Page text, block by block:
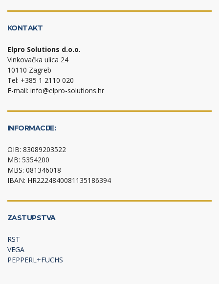
KONTAKT
Elpro Solutions d.o.o.
Vinkovačka ulica 24
10110 Zagreb
Tel: +385 1 2110 020
E-mail: info@elpro-solutions.hr
INFORMACIJE:
OIB: 83089203522
MB: 5354200
MBS: 081346018
IBAN: HR2224840081135186394
ZASTUPSTVA
RST
VEGA
PEPPERL+FUCHS